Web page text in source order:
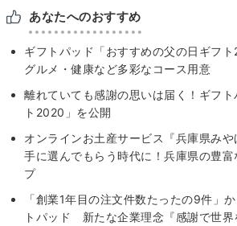
あなたへのおすすめ
ギフトパッド「おすすめの父の日ギフ
グルメ・健康など多彩なコース用意
離れていても感謝の思いは届く！ギフ
ト2020」を公開
オンラインお土産サービス『兵庫県み
手に選んでもらう時代に！兵庫県の豊
プ
「創業1年目の注文件数たったの9件」
トパッド 新たな企業理念『感謝で世界